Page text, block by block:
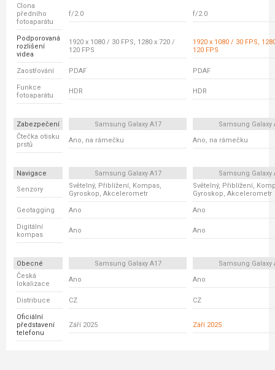
Clona
předního
fotoaparátu
f/2.0 f/2.0
Podporovaná
rozlišení
videa
1920 x 1080 / 30 FPS, 1280 x 720 /
120 FPS
1920 x 1080 / 30 FPS,
120 FPS
Zaostřování PDAF PDAF
Funkce
fotoaparátu
HDR HDR
Zabezpečení Samsung Galaxy A17
Samsung Galaxy
Čtečka otisku
prstů
Ano, na rámečku Ano, na rámečku
Navigace Samsung Galaxy A17
Samsung Galaxy
Senzory
Světelný, Přiblížení, Kompas,
Gyroskop, Akcelerometr
Světelný, Přiblížení,
Gyroskop, Akcelerometr
Geotagging Ano Ano
Digitální
kompas
Ano Ano
Obecné Samsung Galaxy A17
Samsung Galaxy
Česká
lokalizace
Ano Ano
Distribuce CZ CZ
Oficiální
představení
telefonu
Září 2025 Září 2025